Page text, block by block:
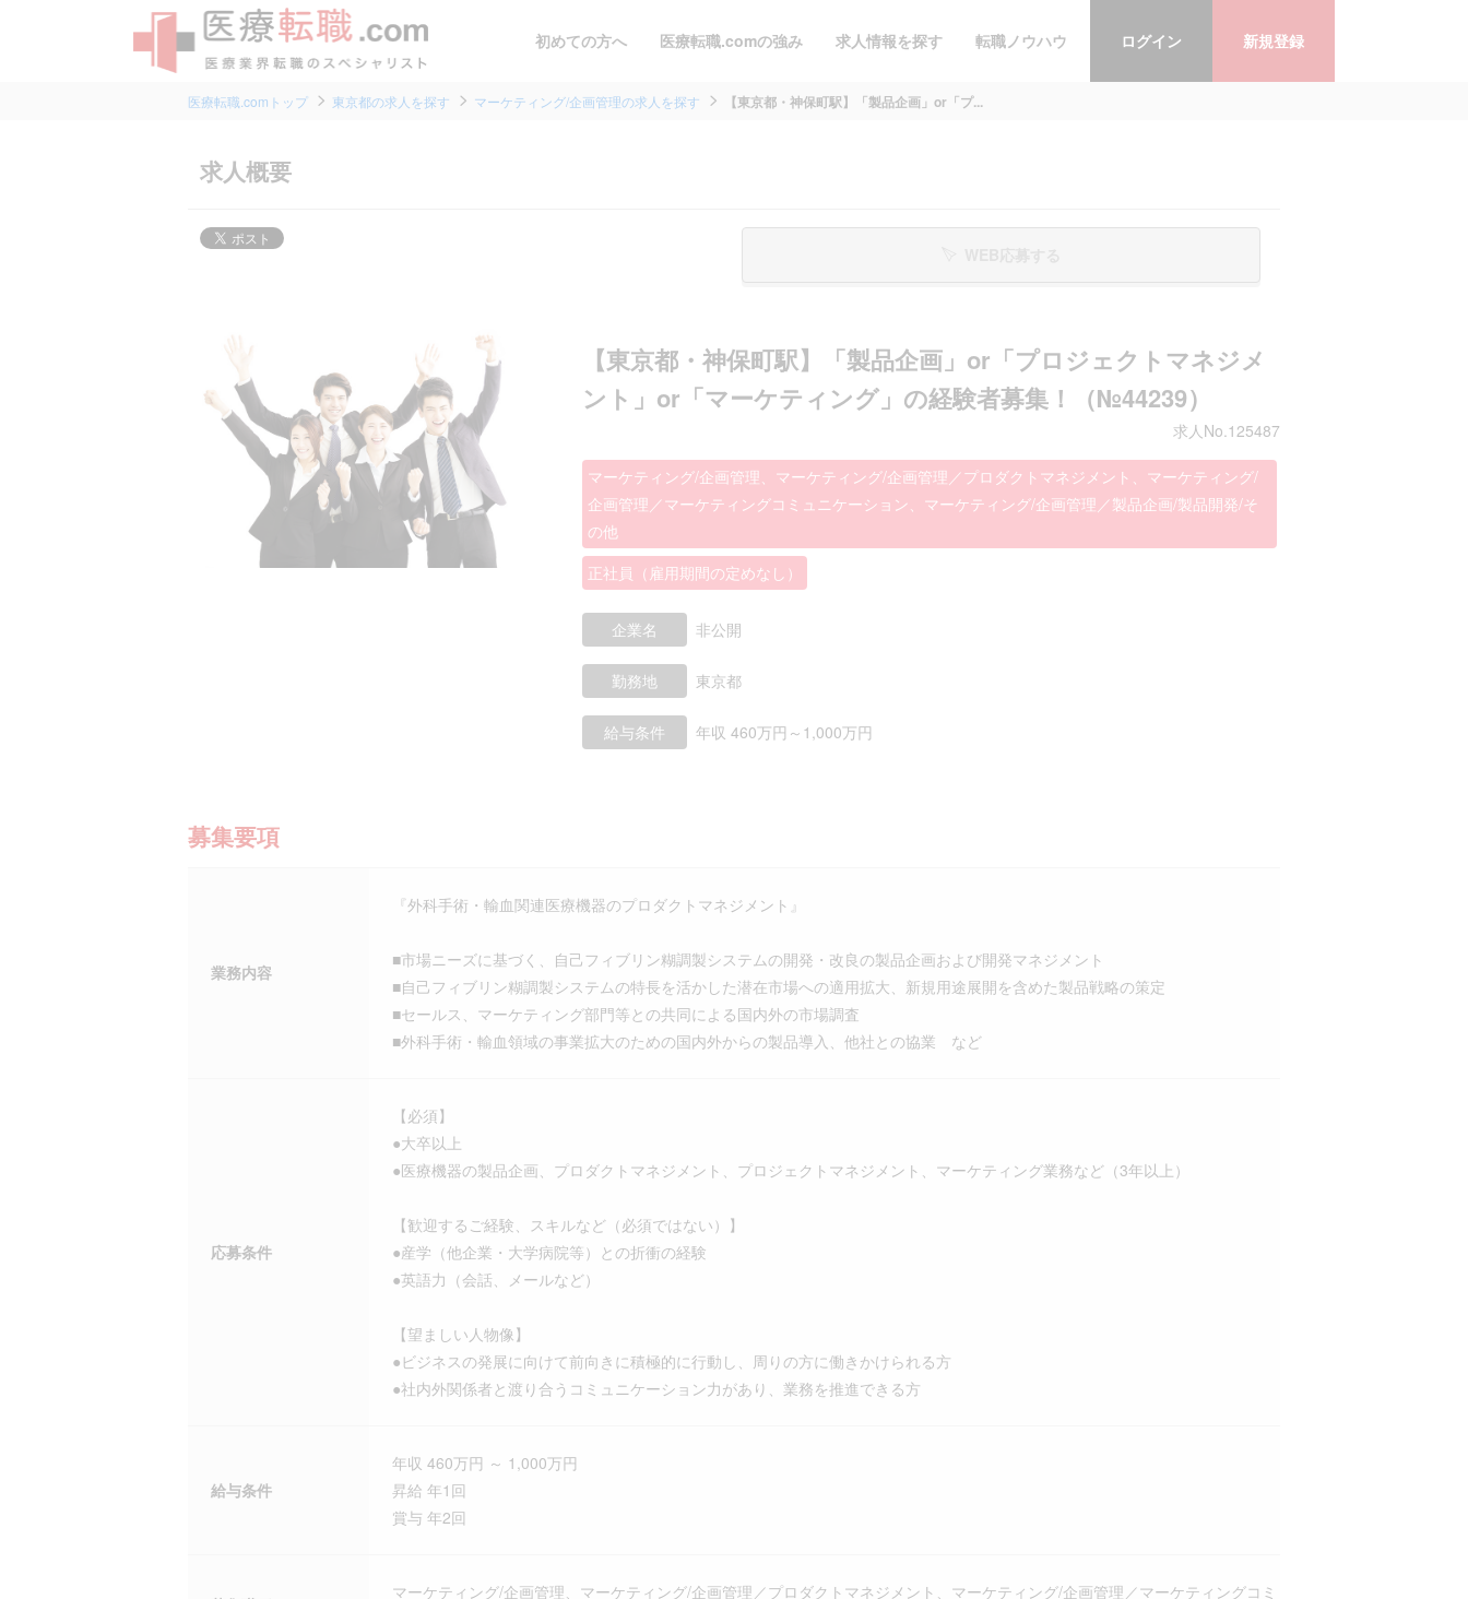
初めての方へ 医療転職.comの強み 求人情報を探す 転職ノウハウ ログイン 新規登録
医療転職.comトップ 東京都の求人を探す マーケティング/企画管理の求人を探す 【東京都・神保町駅】「製品企画」or「プ...
求人概要
【東京都・神保町駅】「製品企画」or「プロジェクトマネジメ
ント」or「マーケティング」の経験者募集！（№44239）
求人No.125487
マーケティング/企画管理、マーケティング/企画管理／プロダクトマネジメント、マーケティング/
企画管理／マーケティングコミュニケーション、マーケティング/企画管理／製品企画/製品開発/そ
の他
正社員（雇用期間の定めなし）
企業名 非公開
勤務地 東京都
給与条件 年収 460万円～1,000万円
募集要項
業務内容
『外科手術・輸血関連医療機器のプロダクトマネジメント』
■市場ニーズに基づく、自己フィブリン糊調製システムの開発・改良の製品企画および開発マネジメント
■自己フィブリン糊調製システムの特長を活かした潜在市場への適用拡大、新規用途展開を含めた製品戦略の策定
■セールス、マーケティング部門等との共同による国内外の市場調査
■外科手術・輸血領域の事業拡大のための国内外からの製品導入、他社との協業 など
応募条件
【必須】
●大卒以上
●医療機器の製品企画、プロダクトマネジメント、プロジェクトマネジメント、マーケティング業務など（3年以上）
【歓迎するご経験、スキルなど（必須ではない）】
●産学（他企業・大学病院等）との折衝の経験
●英語力（会話、メールなど）
【望ましい人物像】
●ビジネスの発展に向けて前向きに積極的に行動し、周りの方に働きかけられる方
●社内外関係者と渡り合うコミュニケーション力があり、業務を推進できる方
給与条件
年収 460万円 ～ 1,000万円
昇給 年1回
賞与 年2回
マーケティング/企画管理、マーケティング/企画管理／プロダクトマネジメント、マーケティング/企画管理／マーケティングコミ